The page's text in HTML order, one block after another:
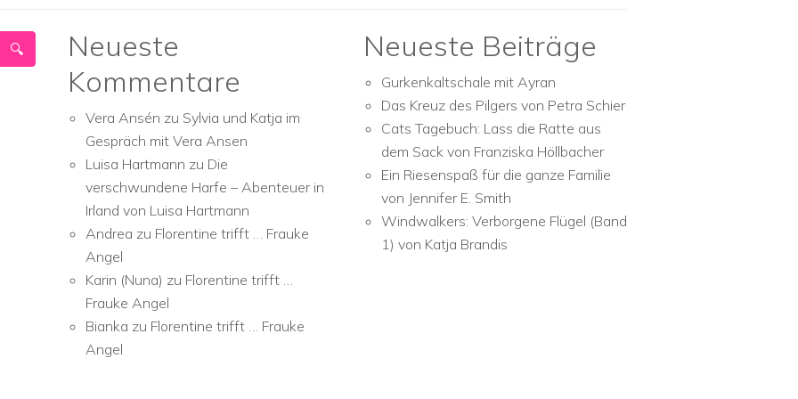
Neueste
Kommentare
Vera Ansén zu Sylvia und Katja im
Gespräch mit Vera Ansen
Luisa Hartmann zu Die
verschwundene Harfe – Abenteuer in
Irland von Luisa Hartmann
Andrea zu Florentine trifft … Frauke
Angel
Karin (Nuna) zu Florentine trifft …
Frauke Angel
Bianka zu Florentine trifft … Frauke
Angel
Neueste Beiträge
Gurkenkaltschale mit Ayran
Das Kreuz des Pilgers von Petra Schier
Cats Tagebuch: Lass die Ratte aus
dem Sack von Franziska Höllbacher
Ein Riesenspaß für die ganze Familie
von Jennifer E. Smith
Windwalkers: Verborgene Flügel (Band
1) von Katja Brandis